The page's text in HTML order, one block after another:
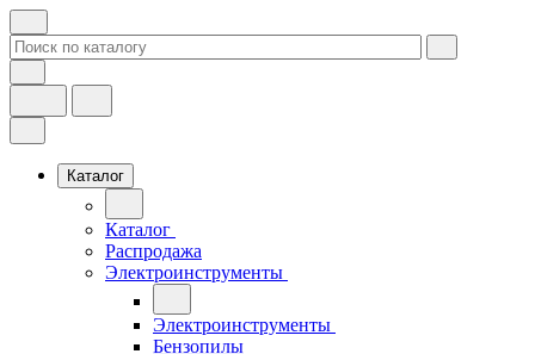
Каталог
Каталог
Распродажа
Электроинструменты
Электроинструменты
Бензопилы